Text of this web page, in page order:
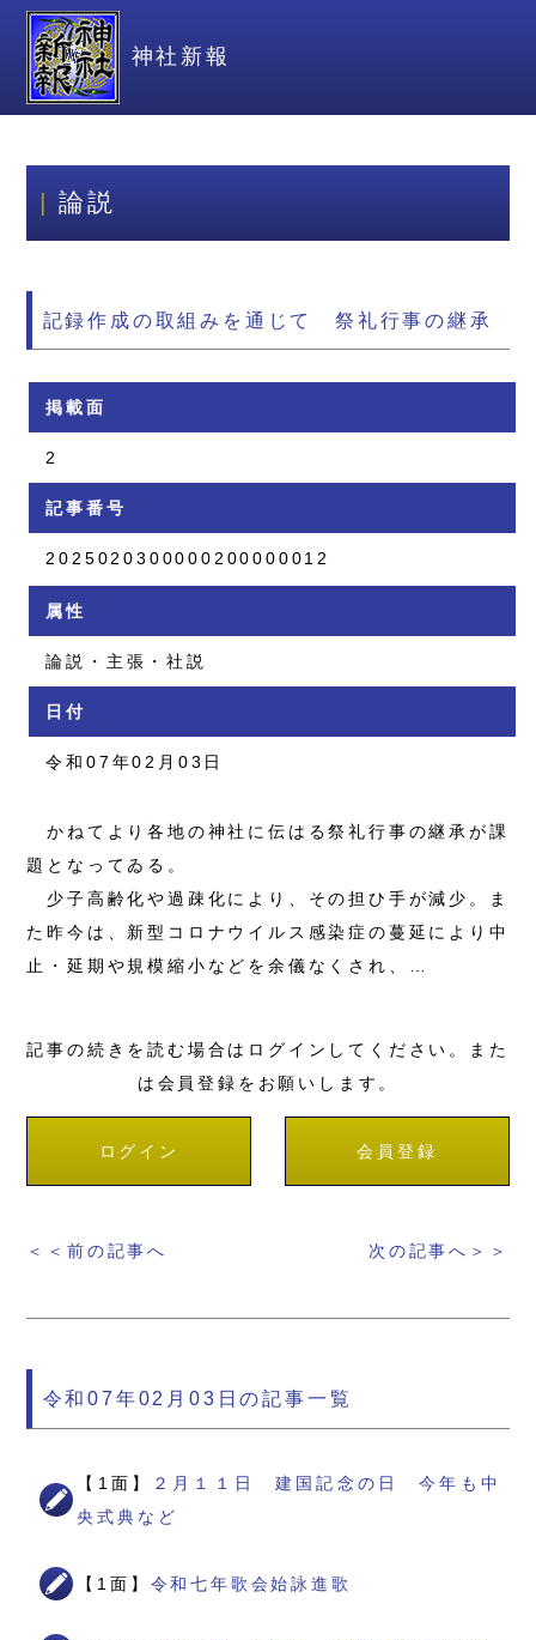
神社新報
論説
記録作成の取組みを通じて 祭礼行事の継承
掲載面
2
記事番号
2025020300000200000012
属性
論説・主張・社説
日付
令和07年02月03日
かねてより各地の神社に伝はる祭礼行事の継承が課
題となってゐる。
少子高齢化や過疎化により、その担ひ手が減少。ま
た昨今は、新型コロナウイルス感染症の蔓延により中
止・延期や規模縮小などを余儀なくされ、…
記事の続きを読む場合はログインしてください。また
は会員登録をお願いします。
ログイン 会員登録
＜＜前の記事へ 次の記事へ＞＞
令和07年02月03日の記事一覧
【1面】
２月１１日 建国記念の日 今年も中
央式典など
【1面】 令和七年歌会始詠進歌